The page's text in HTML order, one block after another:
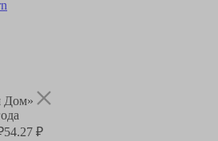
Дом»
54.27 ₽